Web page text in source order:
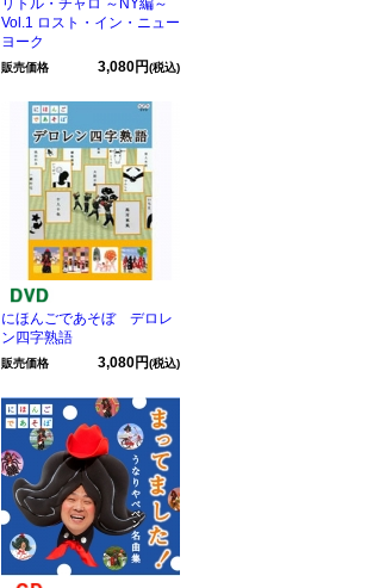
リトル・チャロ ～NY編～
Vol.1 ロスト・イン・ニュー
ヨーク
販売価格 3,080円(税込)
にほんごであそぼ デロレ
ン四字熟語
販売価格 3,080円(税込)